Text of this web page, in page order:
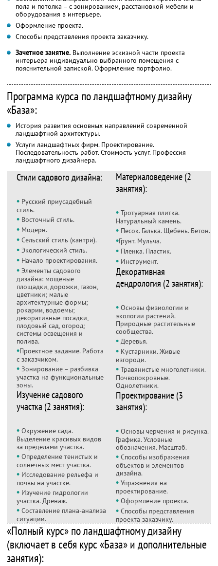
пола и потолка – с зонированием, расстановкой мебели и
оборудования в интерьере.
Оформление проекта.
Способы представления проекта заказчику.
Зачетное занятие. Выполнение эскизной части проекта
интерьера индивидуально выбранного помещения с
пояснительной запиской. Оформление портфолио.
Программа курса по ландшафтному дизайну
«База»:
История развития основных направлений современной
ландшафтной архитектуры.
Услуги ландшафтных фирм. Проектирование.
Последовательность работ. Стоимость услуг. Профессия
ландшафтного дизайнера.
Стили садового дизайна:
• Русский приусадебный
стиль.
• Восточный стиль.
• Модерн.
• Сельский стиль (кантри).
• Экологический стиль.
• Начало проектирования.
• Элементы садового
дизайна: мощеные
площадки, дорожки, газон,
цветники; малые
архитектурные формы;
рокарии, водоемы;
декоративные посадки,
плодовый сад, огород;
системы освещения и
полива.
•Проектное задание. Работа
с заказчиком.
• Зонирование – разбивка
участка на функциональные
зоны.
Изучение садового
участка (2 занятия):
• Окружение сада.
Выделение красивых видов
за пределами участка.
• Определение тенистых и
солнечных мест участка.
• Исследование рельефа и
почвы на участке.
• Изучение гидрологии
участка. Дренаж.
• Составление плана-анализа
ситуации.
Материаловедение (2
занятия):
• Тротуарная плитка.
Натуральный камень.
• Песок. Галька. Щебень. Бетон.
•Грунт. Мульча.
• Пленка. Пластик.
• Инструмент.
Декоративная
дендрология (2 занятия):
• Основы физиологии и
экологии растений.
Природные растительные
сообщества.
• Деревья.
• Кустарники. Живые
изгороди.
• Травянистые многолетники.
Почвопокровные.
Однолетники.
Проектирование (3
занятия):
• Основы черчения и рисунка.
Графика. Условные
обозначения. Масштаб.
• Способы изображения
объектов и элементов
дизайна.
• Упражнения на
проектирование.
• Оформление проекта.
• Способы представления
проекта заказчику.
«Полный курс» по ландшафтному дизайну
(включает в себя курс «База» и дополнительные
занятия):